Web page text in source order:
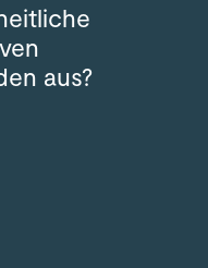
aus?